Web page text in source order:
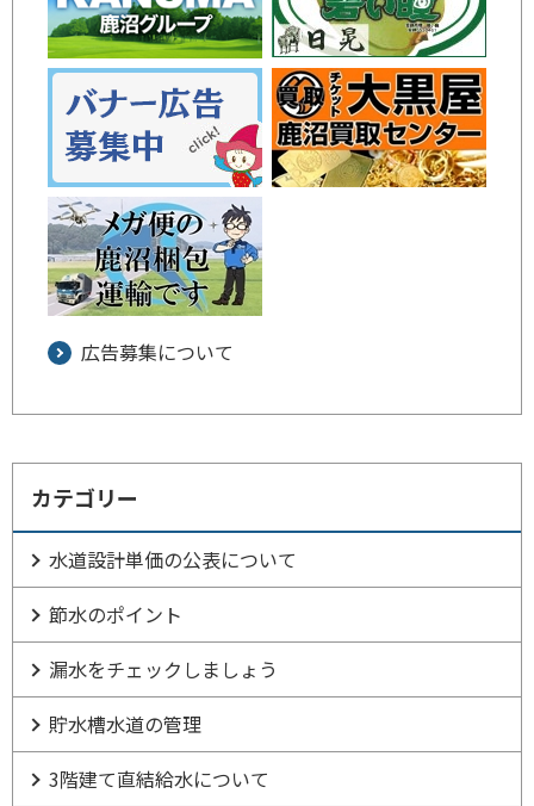
広告募集について
カテゴリー
水道設計単価の公表について
節水のポイント
漏水をチェックしましょう
貯水槽水道の管理
3階建て直結給水について